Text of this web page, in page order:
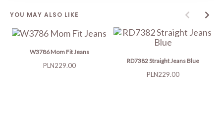
YOU MAY ALSO LIKE
W3786 Mom Fit Jeans
Price
PLN229.00
RD7382 Straight Jeans Blue
Price
PLN229.00